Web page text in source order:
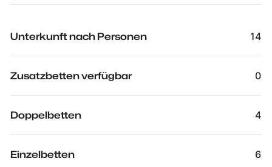
Unterkunft nach Personen 14
Zusatzbetten verfügbar 0
Doppelbetten 4
Einzelbetten 6